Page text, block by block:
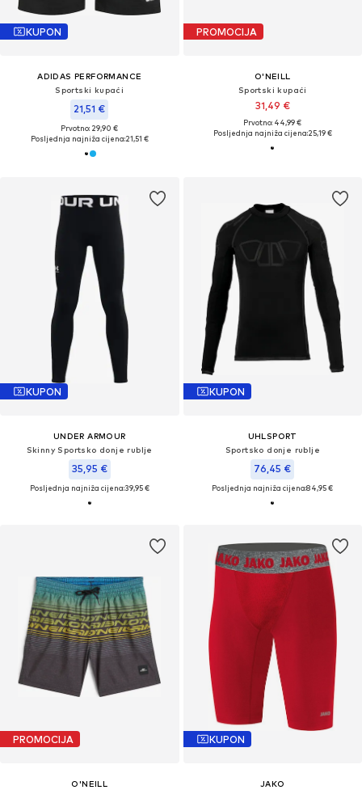
KUPON
ADIDAS PERFORMANCE
Sportski kupaći
21,51 €
Prvotno: 29,90 €
Posljednja najniža cijena:21,51 €
PROMOCIJA
O'NEILL
Sportski kupaći
31,49 €
Prvotno: 44,99 €
Posljednja najniža cijena:25,19 €
KUPON
UNDER ARMOUR
Skinny Sportsko donje rublje
35,95 €
Posljednja najniža cijena:39,95 €
KUPON
UHLSPORT
Sportsko donje rublje
76,45 €
Posljednja najniža cijena:84,95 €
PROMOCIJA
O'NEILL
KUPON
JAKO